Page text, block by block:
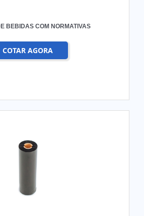
BEBIDAS COM NORMATIVAS
COTAR AGORA